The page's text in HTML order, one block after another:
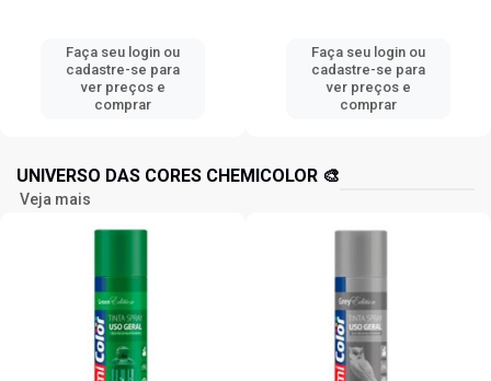
Faça seu login ou
cadastre-se para
ver preços e
comprar
Faça seu login ou
cadastre-se para
ver preços e
comprar
UNIVERSO DAS CORES CHEMICOLOR 🎨
Veja mais